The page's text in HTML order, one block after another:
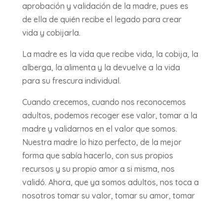
aprobación y validación de la madre, pues es
de ella de quién recibe el legado para crear
vida y cobijarla.
La madre es la vida que recibe vida, la cobija, la
alberga, la alimenta y la devuelve a la vida
para su frescura individual.
Cuando crecemos, cuando nos reconocemos
adultos, podemos recoger ese valor, tomar a la
madre y validarnos en el valor que somos.
Nuestra madre lo hizo perfecto, de la mejor
forma que sabía hacerlo, con sus propios
recursos y su propio amor a si misma, nos
validó. Ahora, que ya somos adultos, nos toca a
nosotros tomar su valor, tomar su amor, tomar